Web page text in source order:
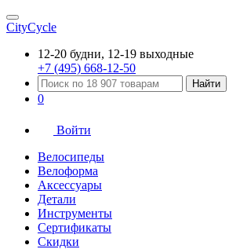
CityCycle
12-20 будни, 12-19 выходные
+7 (495) 668-12-50
Найти
0
Войти
Велосипеды
Велоформа
Аксессуары
Детали
Инструменты
Сертификаты
Скидки